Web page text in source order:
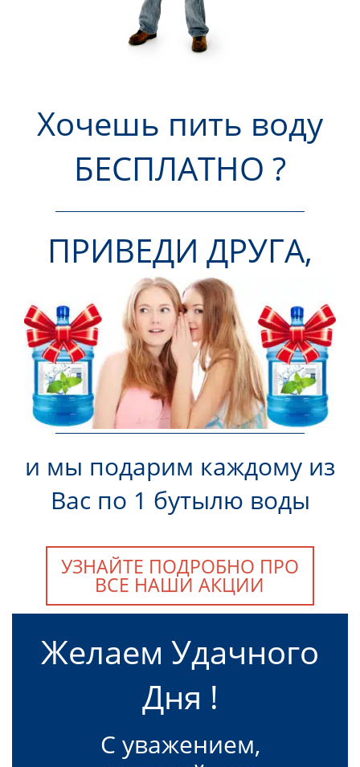
Хочешь пить воду
БЕСПЛАТНО ?
ПРИВЕДИ ДРУГА,
и мы подарим каждому из
Вас по 1 бутылю воды
УЗНАЙТЕ ПОДРОБНО ПРО
ВСЕ НАШИ АКЦИИ
Желаем Удачного
Дня !
С уважением,